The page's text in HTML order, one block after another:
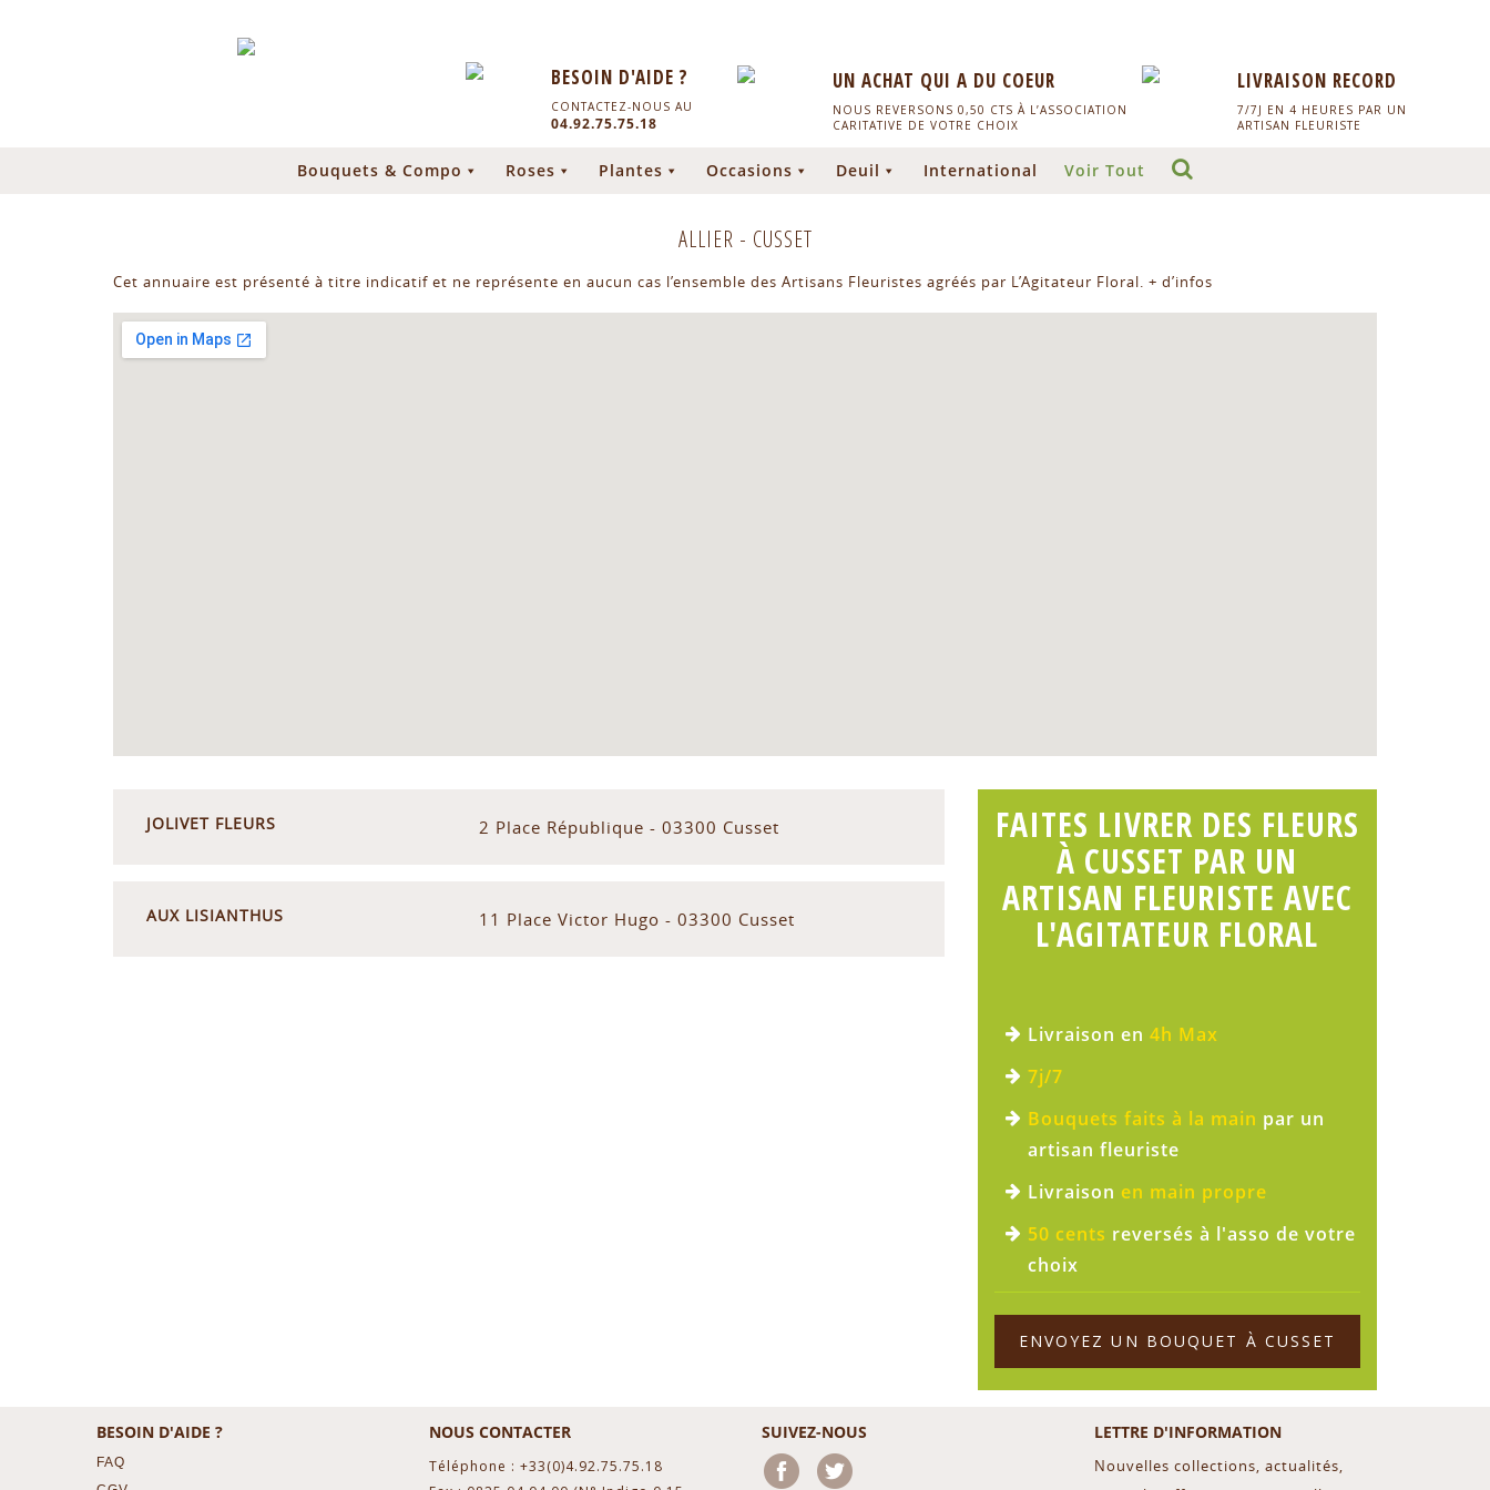
BESOIN D'AIDE ?
CONTACTEZ-NOUS AU
04.92.75.75.18
UN ACHAT QUI A DU COEUR
NOUS REVERSONS 0,50 CTS À L’ASSOCIATION
CARITATIVE DE VOTRE CHOIX
LIVRAISON RECORD
7/7J EN 4 HEURES PAR UN
ARTISAN FLEURISTE
Bouquets & Compo Roses Plantes Occasions Deuil International Voir Tout
ALLIER - CUSSET
Cet annuaire est présenté à titre indicatif et ne représente en aucun cas l’ensemble des Artisans Fleuristes agréés par L’Agitateur Floral. + d’infos
JOLIVET FLEURS 2 Place République - 03300 Cusset
AUX LISIANTHUS 11 Place Victor Hugo - 03300 Cusset
FAITES LIVRER DES FLEURS
À CUSSET PAR UN
ARTISAN FLEURISTE AVEC
L'AGITATEUR FLORAL
Livraison en 4h Max
7j/7
Bouquets faits à la main par un
artisan fleuriste
Livraison en main propre
50 cents reversés à l'asso de votre
choix
ENVOYEZ UN BOUQUET À CUSSET
BESOIN D'AIDE ?
FAQ
NOUS CONTACTER
Téléphone : +33(0)4.92.75.75.18
SUIVEZ-NOUS
Facebook
LETTRE D'INFORMATION
Nouvelles collections, actualités,